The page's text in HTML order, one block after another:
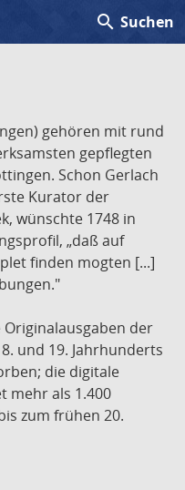
search Suchen
gehören mit rund
gepflegten
Schon Gerlach
Kurator der
wünschte 1748 in
„daß auf
finden mogten [...]
der
und 19. Jahrhunderts
die digitale
mehr als 1.400
zum frühen 20.